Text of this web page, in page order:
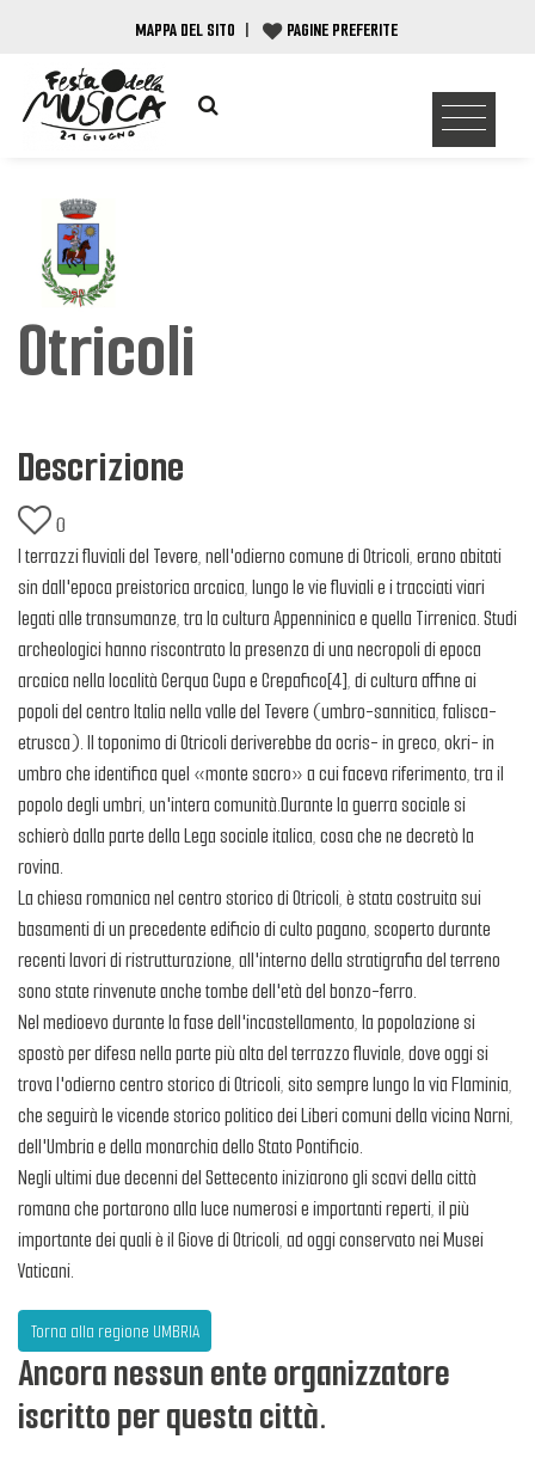
MAPPA DEL SITO | PAGINE PREFERITE
Otricoli
Descrizione
0
I terrazzi fluviali del Tevere, nell'odierno comune di Otricoli, erano abitati
sin dall'epoca preistorica arcaica, lungo le vie fluviali e i tracciati viari
legati alle transumanze, tra la cultura Appenninica e quella Tirrenica. Studi
archeologici hanno riscontrato la presenza di una necropoli di epoca
arcaica nella località Cerqua Cupa e Crepafico[4], di cultura affine ai
popoli del centro Italia nella valle del Tevere (umbro-sannitica, falisca-
etrusca). Il toponimo di Otricoli deriverebbe da ocris- in greco, okri- in
umbro che identifica quel «monte sacro» a cui faceva riferimento, tra il
popolo degli umbri, un'intera comunità.Durante la guerra sociale si
schierò dalla parte della Lega sociale italica, cosa che ne decretò la
rovina.
La chiesa romanica nel centro storico di Otricoli, è stata costruita sui
basamenti di un precedente edificio di culto pagano, scoperto durante
recenti lavori di ristrutturazione, all'interno della stratigrafia del terreno
sono state rinvenute anche tombe dell'età del bonzo-ferro.
Nel medioevo durante la fase dell'incastellamento, la popolazione si
spostò per difesa nella parte più alta del terrazzo fluviale, dove oggi si
trova l'odierno centro storico di Otricoli, sito sempre lungo la via Flaminia,
che seguirà le vicende storico politico dei Liberi comuni della vicina Narni,
dell'Umbria e della monarchia dello Stato Pontificio.
Negli ultimi due decenni del Settecento iniziarono gli scavi della città
romana che portarono alla luce numerosi e importanti reperti, il più
importante dei quali è il Giove di Otricoli, ad oggi conservato nei Musei
Vaticani.
Torna alla regione UMBRIA
Ancora nessun ente organizzatore
iscritto per questa città.